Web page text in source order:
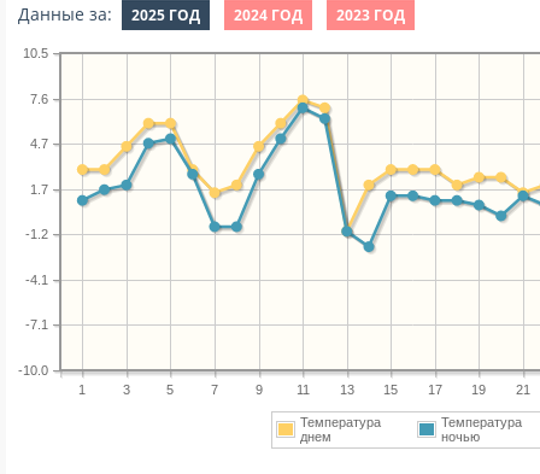
Данные за: 2025 ГОД 2024 ГОД 2023 ГОД
1 3 5 7 9 11 13 15 17 19 21
-10.0
-7.1
-4.1
-1.2
1.7
4.7
7.6
10.5
Температура
днем
Температура
ночью